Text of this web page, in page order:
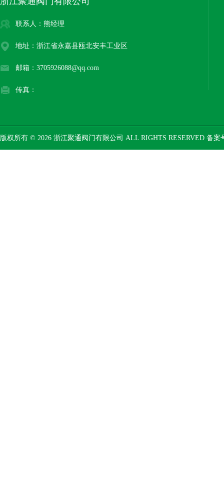
联系人：熊经理
地址：浙江省永嘉县瓯北安丰工业区
邮箱：3705926088@qq.com
传真：
版权所有 © 2026 浙江聚通阀门有限公司 ALL RIGHTS RESERVED 备案